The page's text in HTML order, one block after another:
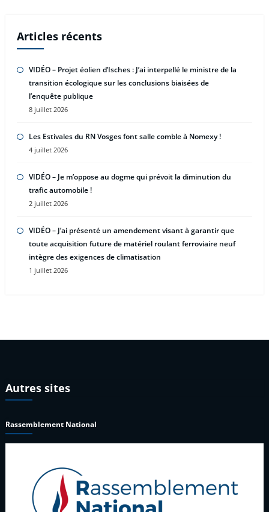
Articles récents
VIDÉO – Projet éolien d’Isches : J’ai interpellé le ministre de la
transition écologique sur les conclusions biaisées de
l’enquête publique
8 juillet 2026
Les Estivales du RN Vosges font salle comble à Nomexy !
4 juillet 2026
VIDÉO – Je m’oppose au dogme qui prévoit la diminution du
trafic automobile !
2 juillet 2026
VIDÉO – J’ai présenté un amendement visant à garantir que
toute acquisition future de matériel roulant ferroviaire neuf
intègre des exigences de climatisation
1 juillet 2026
Autres sites
Rassemblement National